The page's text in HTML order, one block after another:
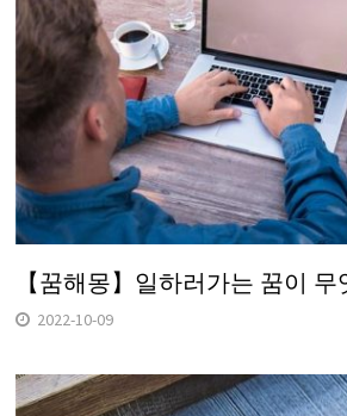
【꿈해몽】일하러가는 꿈이
2022-10-09